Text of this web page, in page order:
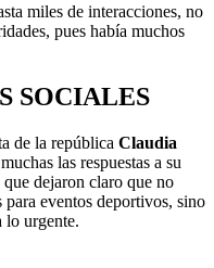
miles de interacciones, no
pues había muchos
SOCIALES
de la república Claudia
las respuestas a su
dejaron claro que no
eventos deportivos, sino
lo urgente.